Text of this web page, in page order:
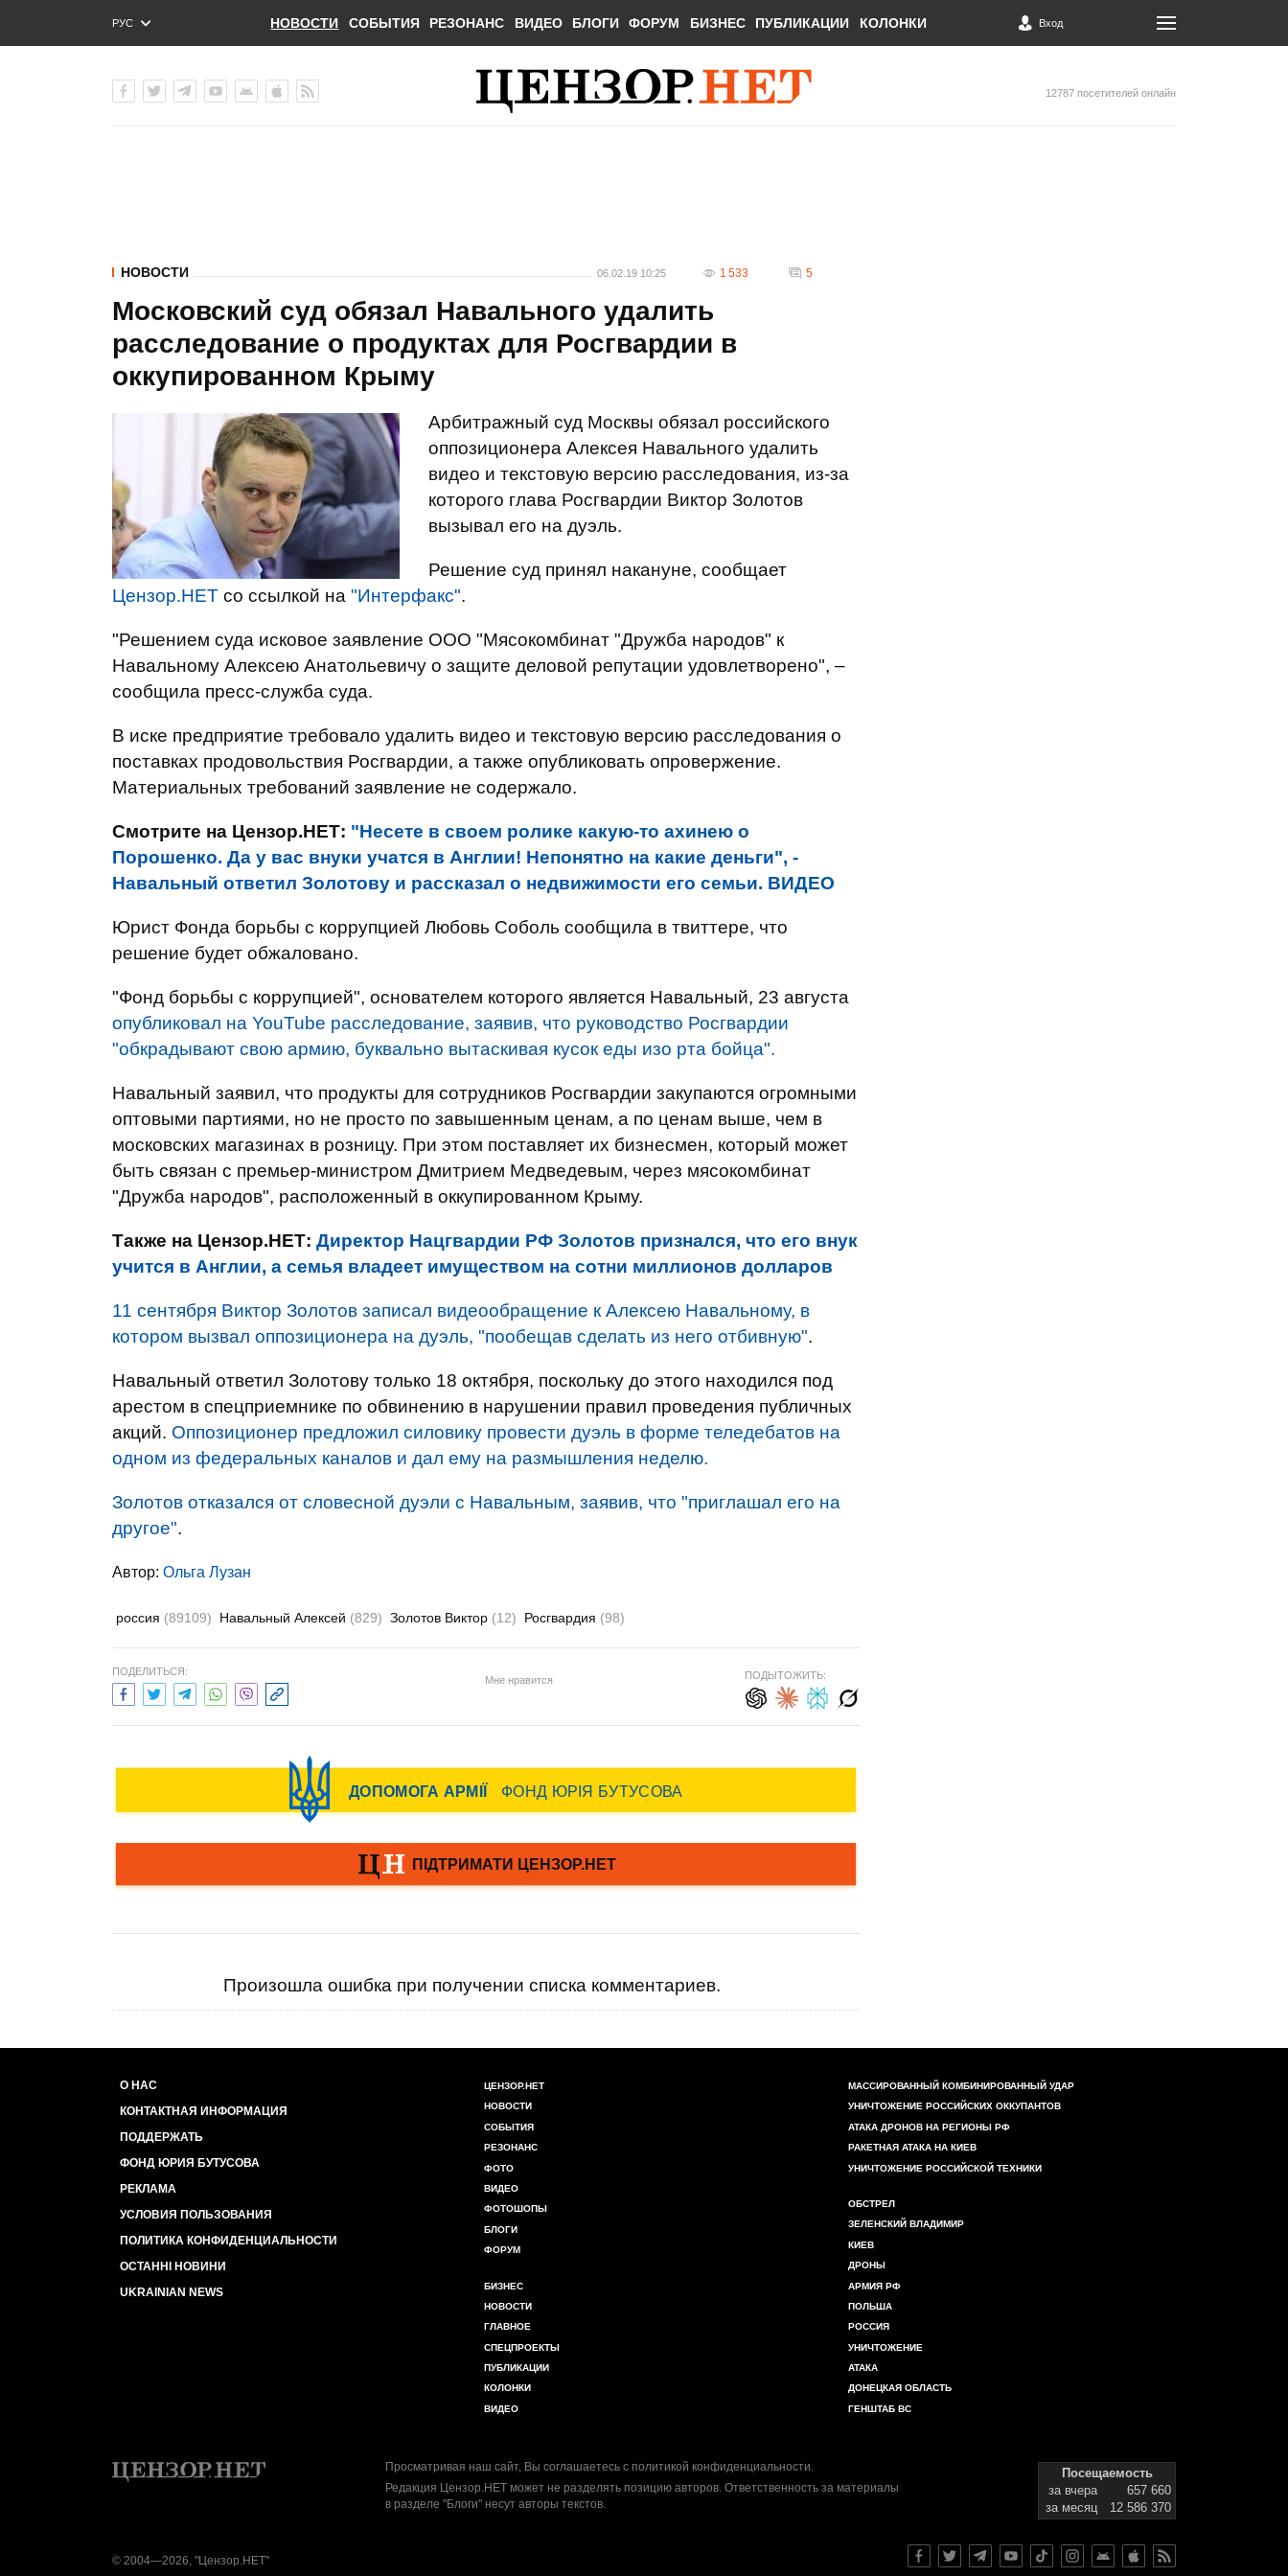
РУС
ENG
НОВОСТИ СОБЫТИЯ РЕЗОНАНС ВИДЕО БЛОГИ ФОРУМ БИЗНЕС ПУБЛИКАЦИИ КОЛОНКИ Вход
12787 посетителей онлайн
НОВОСТИ 06.02.19 10:25 1 533 5
Московский суд обязал Навального удалить
расследование о продуктах для Росгвардии в
оккупированном Крыму
Арбитражный суд Москвы обязал российского
оппозиционера Алексея Навального удалить
видео и текстовую версию расследования, из-за
которого глава Росгвардии Виктор Золотов
вызывал его на дуэль.
Решение суд принял накануне, сообщает
Цензор.НЕТ со ссылкой на "Интерфакс".
"Решением суда исковое заявление ООО "Мясокомбинат "Дружба народов" к
Навальному Алексею Анатольевичу о защите деловой репутации удовлетворено", –
сообщила пресс-служба суда.
В иске предприятие требовало удалить видео и текстовую версию расследования о
поставках продовольствия Росгвардии, а также опубликовать опровержение.
Материальных требований заявление не содержало.
Смотрите на Цензор.НЕТ: "Несете в своем ролике какую-то ахинею о
Порошенко. Да у вас внуки учатся в Англии! Непонятно на какие деньги", -
Навальный ответил Золотову и рассказал о недвижимости его семьи. ВИДЕО
Юрист Фонда борьбы с коррупцией Любовь Соболь сообщила в твиттере, что
решение будет обжаловано.
"Фонд борьбы с коррупцией", основателем которого является Навальный, 23 августа
опубликовал на YouTube расследование, заявив, что руководство Росгвардии
"обкрадывают свою армию, буквально вытаскивая кусок еды изо рта бойца".
Навальный заявил, что продукты для сотрудников Росгвардии закупаются огромными
оптовыми партиями, но не просто по завышенным ценам, а по ценам выше, чем в
московских магазинах в розницу. При этом поставляет их бизнесмен, который может
быть связан с премьер-министром Дмитрием Медведевым, через мясокомбинат
"Дружба народов", расположенный в оккупированном Крыму.
Также на Цензор.НЕТ: Директор Нацгвардии РФ Золотов признался, что его внук
учится в Англии, а семья владеет имуществом на сотни миллионов долларов
11 сентября Виктор Золотов записал видеообращение к Алексею Навальному, в
котором вызвал оппозиционера на дуэль, "пообещав сделать из него отбивную".
Навальный ответил Золотову только 18 октября, поскольку до этого находился под
арестом в спецприемнике по обвинению в нарушении правил проведения публичных
акций. Оппозиционер предложил силовику провести дуэль в форме теледебатов на
одном из федеральных каналов и дал ему на размышления неделю.
Золотов отказался от словесной дуэли с Навальным, заявив, что "приглашал его на
другое".
Автор: Ольга Лузан
россия (89109) Навальный Алексей (829) Золотов Виктор (12) Росгвардия (98)
ПОДЕЛИТЬСЯ:
Мне нравится ПОДЫТОЖИТЬ:
Произошла ошибка при получении списка комментариев.
О НАС
КОНТАКТНАЯ ИНФОРМАЦИЯ
ПОДДЕРЖАТЬ
ФОНД ЮРИЯ БУТУСОВА
РЕКЛАМА
УСЛОВИЯ ПОЛЬЗОВАНИЯ
ПОЛИТИКА КОНФИДЕНЦИАЛЬНОСТИ
ОСТАННІ НОВИНИ
UKRAINIAN NEWS
ЦЕНЗОР.НЕТ
НОВОСТИ
СОБЫТИЯ
РЕЗОНАНС
ФОТО
ВИДЕО
ФОТОШОПЫ
БЛОГИ
ФОРУМ
БИЗНЕС
НОВОСТИ
ГЛАВНОЕ
СПЕЦПРОЕКТЫ
ПУБЛИКАЦИИ
КОЛОНКИ
ВИДЕО
МАССИРОВАННЫЙ КОМБИНИРОВАННЫЙ УДАР
УНИЧТОЖЕНИЕ РОССИЙСКИХ ОККУПАНТОВ
АТАКА ДРОНОВ НА РЕГИОНЫ РФ
РАКЕТНАЯ АТАКА НА КИЕВ
УНИЧТОЖЕНИЕ РОССИЙСКОЙ ТЕХНИКИ
ОБСТРЕЛ
ЗЕЛЕНСКИЙ ВЛАДИМИР
КИЕВ
ДРОНЫ
АРМИЯ РФ
ПОЛЬША
РОССИЯ
УНИЧТОЖЕНИЕ
АТАКА
ДОНЕЦКАЯ ОБЛАСТЬ
ГЕНШТАБ ВС
Просматривая наш сайт, Вы соглашаетесь с политикой конфиденциальности.
Редакция Цензор.НЕТ может не разделять позицию авторов. Ответственность за материалы
в разделе "Блоги" несут авторы текстов.
Посещаемость
за вчера
657 660
за месяц
12 586 370
© 2004—2026, "Цензор.НЕТ"